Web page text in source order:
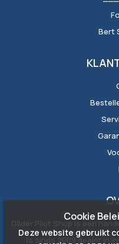
Bert
Glider Pilot Shop is een
is sinds 2009 dealer in
Cookie
Deze website gebruikt